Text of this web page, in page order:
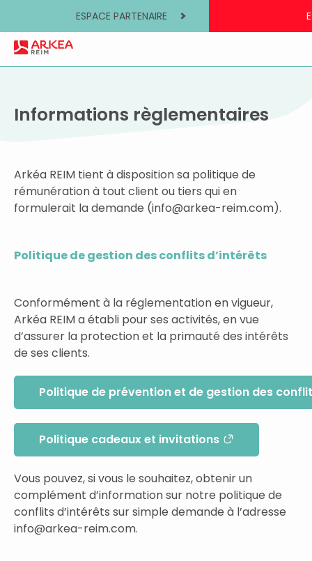
ESPACE PARTENAIRE
Informations règlementaires
Arkéa REIM tient à disposition sa politique de
rémunération à tout client ou tiers qui en
formulerait la demande (info@arkea-reim.com).
Politique de gestion des conflits d’intérêts
Conformément à la réglementation en vigueur,
Arkéa REIM a établi pour ses activités, en vue
d’assurer la protection et la primauté des intérêts
de ses clients.
Politique de prévention et de gestion des
Politique cadeaux et invitations
Vous pouvez, si vous le souhaitez, obtenir un
complément d’information sur notre politique de
conflits d’intérêts sur simple demande à l’adresse
info@arkea-reim.com.